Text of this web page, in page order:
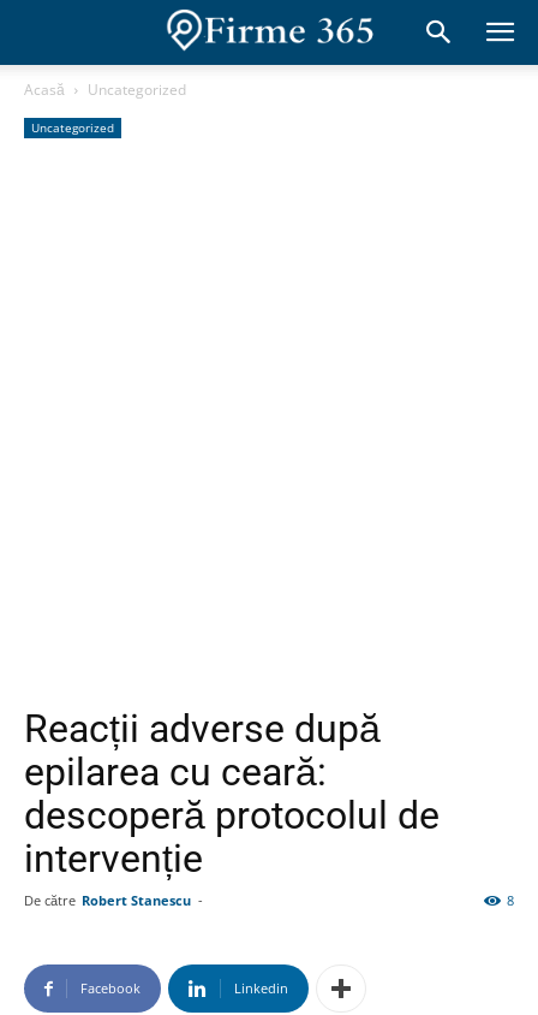
Acasă Uncategorized
Uncategorized
Reacții adverse după
epilarea cu ceară:
descoperă protocolul de
intervenție
De către Robert Stanescu - 8
Facebook Linkedin